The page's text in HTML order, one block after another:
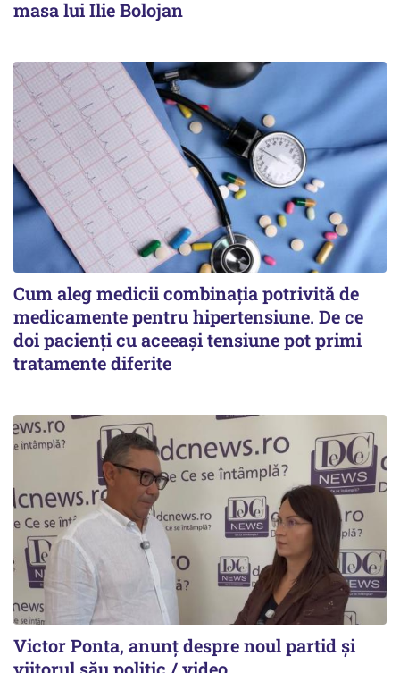
masa lui Ilie Bolojan
Cum aleg medicii combinația potrivită de
medicamente pentru hipertensiune. De ce
doi pacienți cu aceeași tensiune pot primi
tratamente diferite
Victor Ponta, anunț despre noul partid și
viitorul său politic / video